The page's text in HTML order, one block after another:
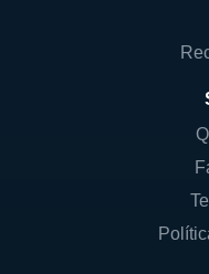
Hospedagem
suporte técnico.
Por meio dessas
atender a
que vai de